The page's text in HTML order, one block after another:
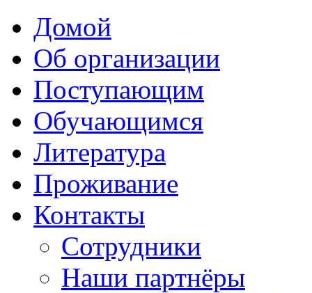
Домой
Об организации
Поступающим
Обучающимся
Литература
Проживание
Контакты
Сотрудники
Наши партнёры